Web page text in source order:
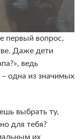
первый вопрос,
Даже дети
ведь
одна из значимых
выбрать ту,
для тебя?
их